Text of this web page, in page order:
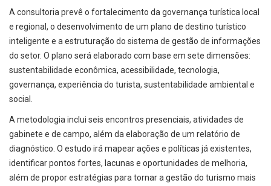
A consultoria prevê o fortalecimento da governança turística local
e regional, o desenvolvimento de um plano de destino turístico
inteligente e a estruturação do sistema de gestão de informações
do setor. O plano será elaborado com base em sete dimensões:
sustentabilidade econômica, acessibilidade, tecnologia,
governança, experiência do turista, sustentabilidade ambiental e
social.
A metodologia inclui seis encontros presenciais, atividades de
gabinete e de campo, além da elaboração de um relatório de
diagnóstico. O estudo irá mapear ações e políticas já existentes,
identificar pontos fortes, lacunas e oportunidades de melhoria,
além de propor estratégias para tornar a gestão do turismo mais